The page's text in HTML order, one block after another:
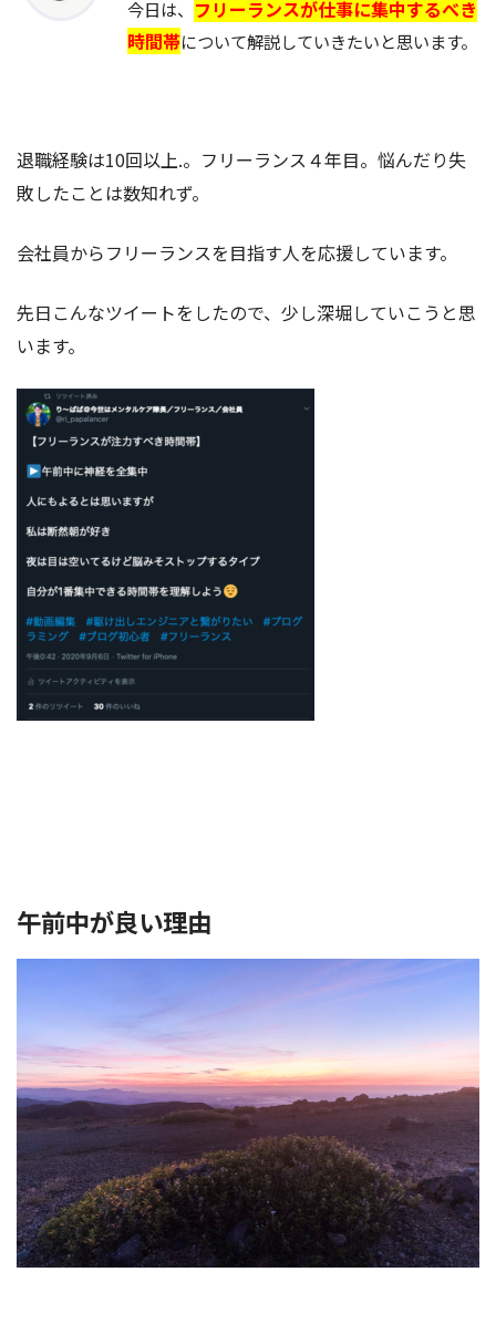
今日は、 フリーランスが仕事に集中するべき
時間帯について解説していきたいと思います。
退職経験は10回以上.。フリーランス４年目。悩んだり失
敗したことは数知れず。
会社員からフリーランスを目指す人を応援しています。
先日こんなツイートをしたので、少し深堀していこうと思
います。
午前中が良い理由